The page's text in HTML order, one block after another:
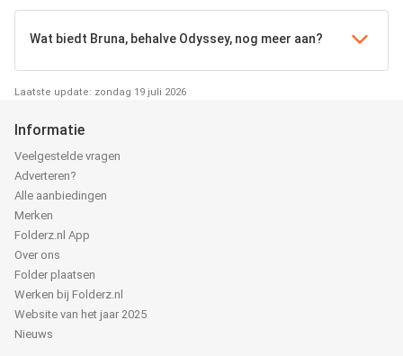
Wat biedt Bruna, behalve Odyssey, nog meer aan?
Laatste update: zondag 19 juli 2026
Informatie
Veelgestelde vragen
Adverteren?
Alle aanbiedingen
Merken
Folderz.nl App
Over ons
Folder plaatsen
Werken bij Folderz.nl
Website van het jaar 2025
Nieuws